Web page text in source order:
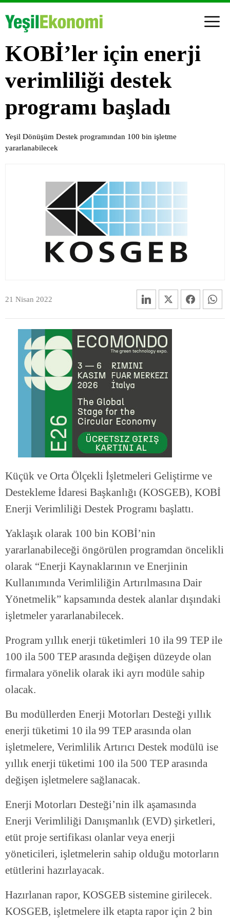
KOBİ’ler için enerji
verimliliği destek
programı başladı
Yeşil Dönüşüm Destek programından 100 bin işletme
yararlanabilecek
21 Nisan 2022
Küçük ve Orta Ölçekli İşletmeleri Geliştirme ve
Destekleme İdaresi Başkanlığı (KOSGEB), KOBİ
Enerji Verimliliği Destek Programı başlattı.
Yaklaşık olarak 100 bin KOBİ’nin
yararlanabileceği öngörülen programdan öncelikli
olarak “Enerji Kaynaklarının ve Enerjinin
Kullanımında Verimliliğin Artırılmasına Dair
Yönetmelik” kapsamında destek alanlar dışındaki
işletmeler yararlanabilecek.
Program yıllık enerji tüketimleri 10 ila 99 TEP ile
100 ila 500 TEP arasında değişen düzeyde olan
firmalara yönelik olarak iki ayrı modüle sahip
olacak.
Bu modüllerden Enerji Motorları Desteği yıllık
enerji tüketimi 10 ila 99 TEP arasında olan
işletmelere, Verimlilik Artırıcı Destek modülü ise
yıllık enerji tüketimi 100 ila 500 TEP arasında
değişen işletmelere sağlanacak.
Enerji Motorları Desteği’nin ilk aşamasında
Enerji Verimliliği Danışmanlık (EVD) şirketleri,
etüt proje sertifikası olanlar veya enerji
yöneticileri, işletmelerin sahip olduğu motorların
etütlerini hazırlayacak.
Hazırlanan rapor, KOSGEB sistemine girilecek.
KOSGEB, işletmelere ilk etapta rapor için 2 bin